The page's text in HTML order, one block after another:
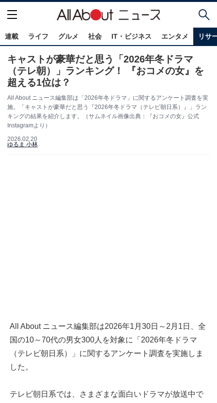
連載 ライフ グルメ 社会 IT・ビジネス エンタメ リサ
キャストが豪華だと思う「2026年冬ドラマ
（テレ朝）」ランキング！ 『おコメの女』を
超える1位は？
All About ニュース編集部は「2026年冬ドラマ」に関するアンケート調査を実
施。「キャストが豪華だと思う『2026年冬ドラマ（テレビ朝日系）』」ラン
キングの結果を紹介します。（サムネイル画像出典：『おコメの女』公式
Instagramより）
2026.02.20
ゆるま 小林
All About ニュース編集部は2026年1月30日～2月1日、全
国の10～70代の男女300人を対象に「2026年冬ドラマ
（テレビ朝日系）」に関するアンケート調査を実施しま
した。
テレビ朝日系では、さまざまな面白いドラマが放送中で